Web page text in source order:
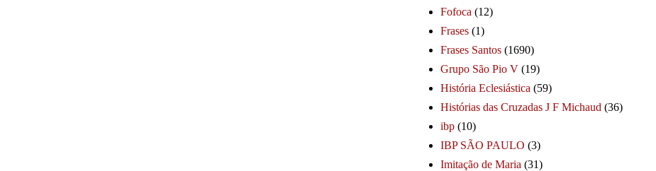
Fofoca (12)
Frases (1)
Frases Santos (1690)
Grupo São Pio V (19)
História Eclesiástica (59)
Histórias das Cruzadas J F Michaud (36)
ibp (10)
IBP SÃO PAULO (3)
Imitação de Maria (31)